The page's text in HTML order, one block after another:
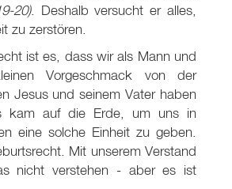
20). Deshalb versucht er alles,
zu zerstören.
ist es, dass wir als Mann und
Vorgeschmack von der
Jesus und seinem Vater haben
kam auf die Erde, um uns in
eine solche Einheit zu geben.
Mit unserem Verstand
nicht verstehen - aber es ist